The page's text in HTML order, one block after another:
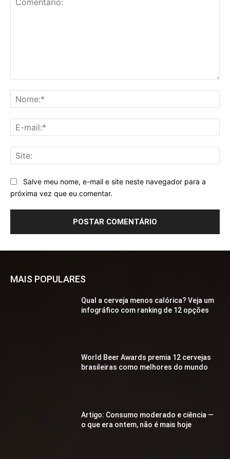
Salve meu nome, e-mail e site neste navegador para a
próxima vez que eu comentar.
MAIS POPULARES
Qual a cerveja menos calórica? Veja um
infográfico com ranking de 12 opções
World Beer Awards premia 12 cervejas
brasileiras como melhores do mundo
Artigo: Consumo moderado e ciência —
o que era ontem, não é mais hoje